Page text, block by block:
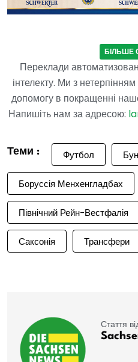
БІЛЬШЕ
Переклади
інтелекту. Ми з
допомогу в покращенні
Напишіть нам за адресою:
Теми : Футбол
Боруссія Менхенгладбах
Північний Рейн-Вестфалія
Саксонія Трансфери
Стаття